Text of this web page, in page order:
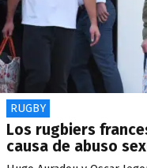
RUGBY
Los rugbiers
causa de abuso